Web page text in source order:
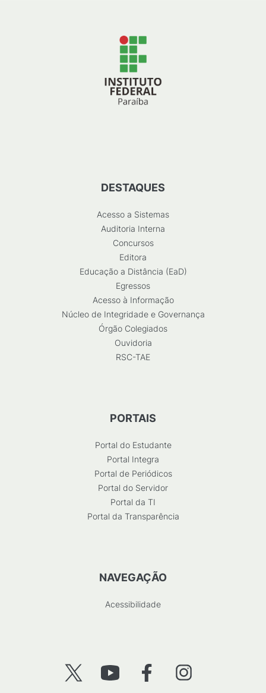
DESTAQUES
Acesso a Sistemas
Auditoria Interna
Concursos
Editora
Educação a Distância (EaD)
Egressos
Acesso à Informação
Núcleo de Integridade e Governança
Órgão Colegiados
Ouvidoria
RSC-TAE
PORTAIS
Portal do Estudante
Portal Integra
Portal de Periódicos
Portal do Servidor
Portal da TI
Portal da Transparência
NAVEGAÇÃO
Acessibilidade